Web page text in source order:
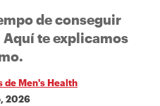
de conseguir
te explicamos
de Men's Health
2026